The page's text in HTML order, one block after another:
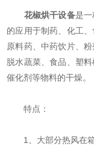
花椒烘干设备是一
的应用于制药、化工
原料药、中药饮片、
脱水蔬菜、食品、塑
催化剂等物料的干燥。
特点：
1、大部分热风在箱